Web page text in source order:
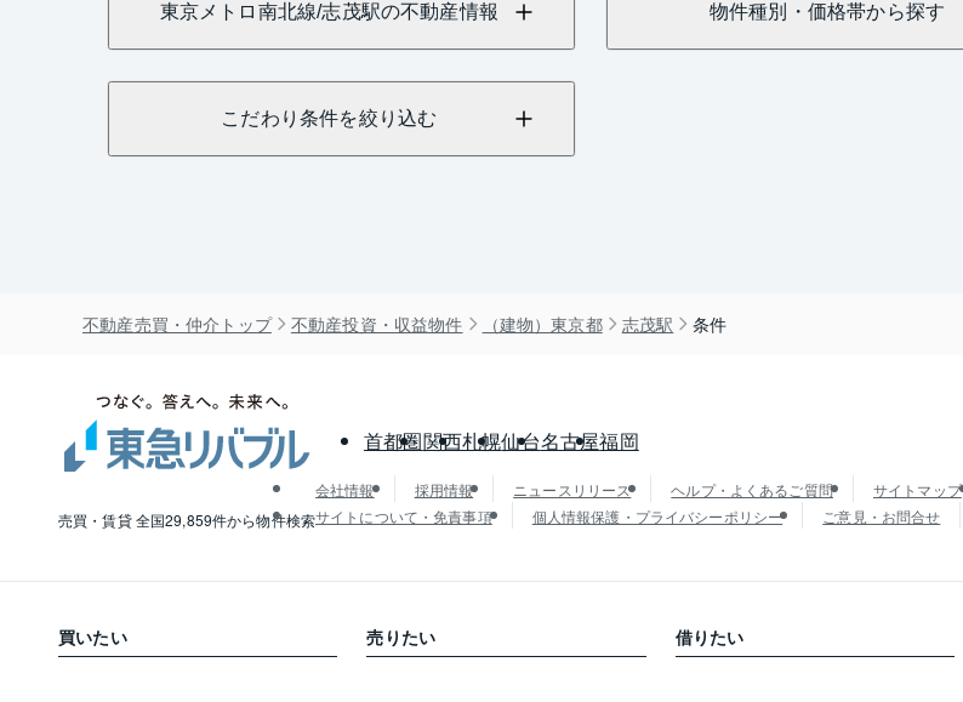
東京メトロ南北線/志茂駅の不動産情報 物件種別・価格帯から探す
こだわり条件を絞り込む
不動産売買・仲介トップ 不動産投資・収益物件 （建物）東京都 志茂駅 条件
売買・賃貸 全国29,859件から物件検索
首都圏関西札幌仙台名古屋福岡
会社情報 採用情報 ニュースリリース ヘルプ・よくあるご質問 サイトマップ
サイトについて・免責事項
個人情報保護・プライバシーポリシー ご意見・お問合せ
買いたい 売りたい 借りたい